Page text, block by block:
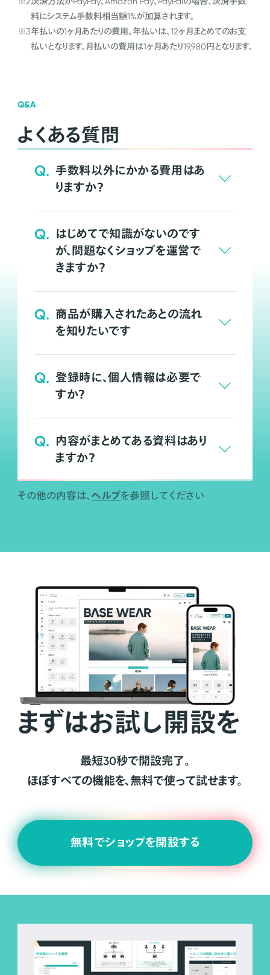
料にシステム手数料相当額1%が加算されます。
※3年払いの1ヶ月あたりの費用。年払いは、12ヶ月まとめてのお支
払いとなります。月払いの費用は1ヶ月あたり19,980円となります。
Q&A
よくある質問
Q. 手数料以外にかかる費用はあ
りますか？
Q. はじめてで知識がないのです
が、問題なくショップを運営で
きますか？
Q. 商品が購入されたあとの流れ
を知りたいです
Q. 登録時に、個人情報は必要で
すか？
Q. 内容がまとめてある資料はあり
ますか？
その他の内容は、 ヘルプを参照してください
まずはお試し開設を
最短30秒で開設完了。
ほぼすべての機能を、無料で使って試せます。
無料でショップを開設する